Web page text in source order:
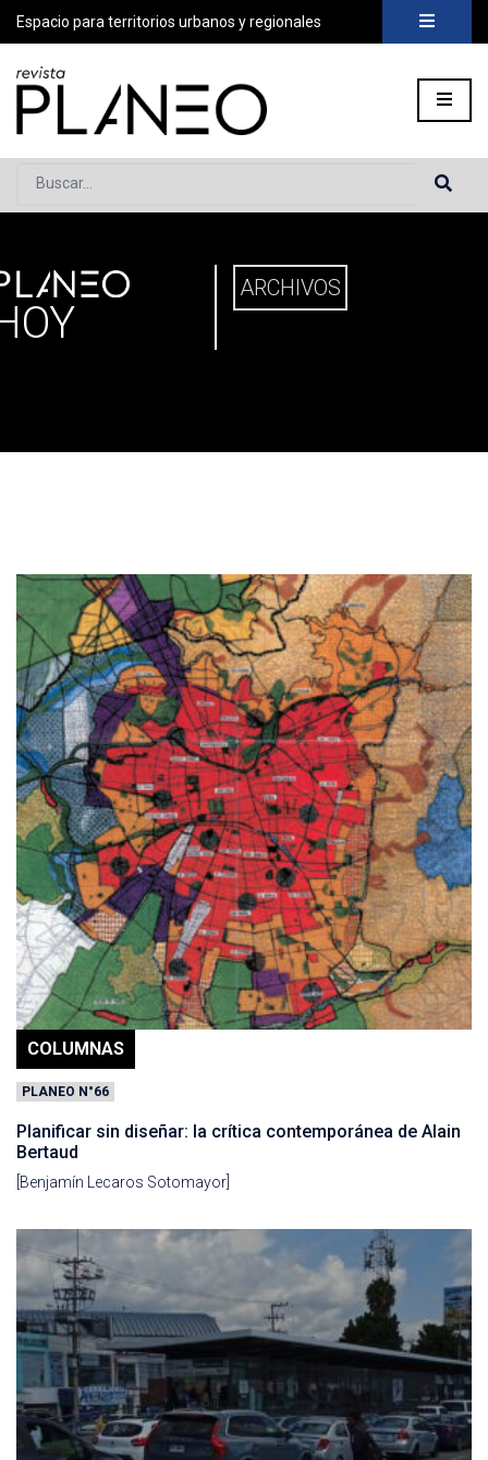
Espacio para territorios urbanos y regionales
Buscar...
» Planeo Hoy ARCHIVOS
COLUMNAS
PLANEO N°66
Planificar sin diseñar: la crítica contemporánea de Alain
Bertaud
[Benjamín Lecaros Sotomayor]